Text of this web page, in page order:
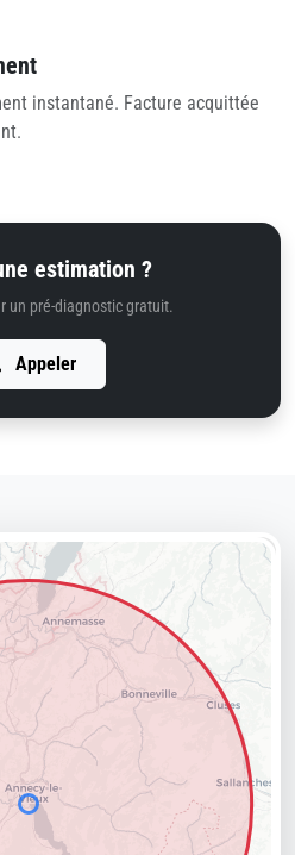
instantané. Facture acquittée
estimation ?
un pré-diagnostic gratuit.
Appeler